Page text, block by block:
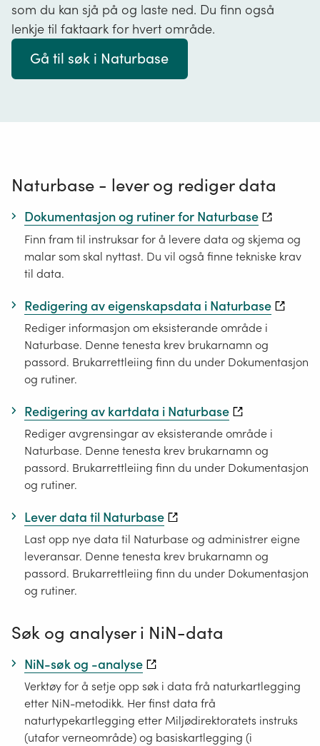
som du kan sjå på og laste ned. Du finn også
lenkje til faktaark for hvert område.
Gå til søk i Naturbase
Naturbase - lever og rediger data
Dokumentasjon og rutiner for Naturbase
Finn fram til instruksar for å levere data og skjema og
malar som skal nyttast. Du vil også finne tekniske krav
til data.
Redigering av eigenskapsdata i Naturbase
Rediger informasjon om eksisterande område i
Naturbase. Denne tenesta krev brukarnamn og
passord. Brukarrettleiing finn du under Dokumentasjon
og rutiner.
Redigering av kartdata i Naturbase
Rediger avgrensingar av eksisterande område i
Naturbase. Denne tenesta krev brukarnamn og
passord. Brukarrettleiing finn du under Dokumentasjon
og rutiner.
Lever data til Naturbase
Last opp nye data til Naturbase og administrer eigne
leveransar. Denne tenesta krev brukarnamn og
passord. Brukarrettleiing finn du under Dokumentasjon
og rutiner.
Søk og analyser i NiN-data
NiN-søk og -analyse
Verktøy for å setje opp søk i data frå naturkartlegging
etter NiN-metodikk. Her finst data frå
naturtypekartlegging etter Miljødirektoratets instruks
(utafor verneområde) og basiskartlegging (i